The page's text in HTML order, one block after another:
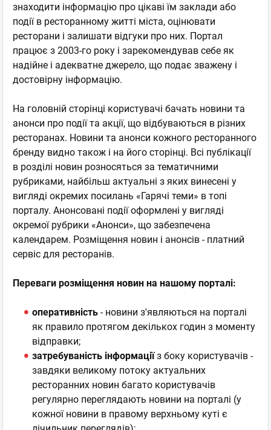
знаходити інформацію про цікаві їм заклади або
події в ресторанному житті міста, оцінювати
ресторани і залишати відгуки про них. Портал
працює з 2003-го року і зарекомендував себе як
надійне і адекватне джерело, що подає зважену і
достовірну інформацію.
На головній сторінці користувачі бачать новини та
анонси про події та акції, що відбуваються в різних
ресторанах. Новини та анонси кожного ресторанного
бренду видно також і на його сторінці. Всі публікації
в розділі новин розносяться за тематичними
рубриками, найбільш актуальні з яких винесені у
вигляді окремих посилань «Гарячі теми» в топі
порталу. Анонсовані події оформлені у вигляді
окремої рубрики «Анонси», що забезпечена
календарем. Розміщення новин і анонсів - платний
сервіс для ресторанів.
Переваги розміщення новин на нашому порталі:
оперативність - новини з'являються на порталі
як правило протягом декількох годин з моменту
відправки;
затребуваність інформаціїз боку користувачів -
завдяки великому потоку актуальних
ресторанних новин багато користувачів
регулярно переглядають новини на порталі (у
кожної новини в правому верхньому куті є